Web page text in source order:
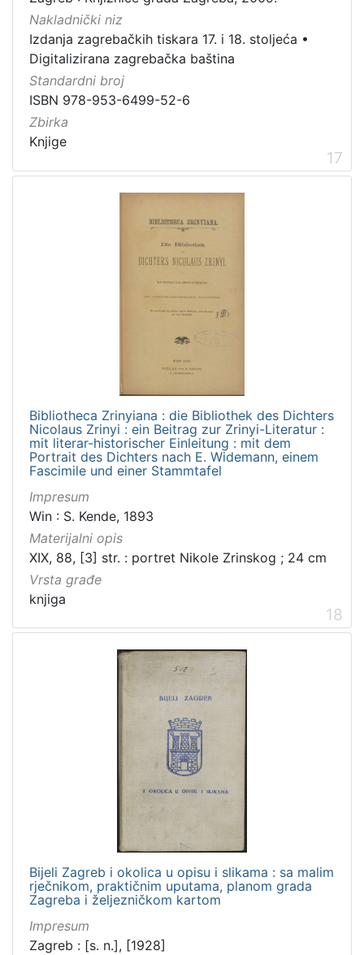
Nakladnički niz
Izdanja zagrebačkih tiskara 17. i 18. stoljeća •
Digitalizirana zagrebačka baština
Standardni broj
ISBN 978-953-6499-52-6
Zbirka
Knjige
17
Bibliotheca Zrinyiana : die Bibliothek des Dichters
Nicolaus Zrinyi : ein Beitrag zur Zrinyi-Literatur :
mit literar-historischer Einleitung : mit dem
Portrait des Dichters nach E. Widemann, einem
Fascimile und einer Stammtafel
Impresum
Win : S. Kende, 1893
Materijalni opis
XIX, 88, [3] str. : portret Nikole Zrinskog ; 24 cm
Vrsta građe
knjiga
18
Bijeli Zagreb i okolica u opisu i slikama : sa malim
rječnikom, praktičnim uputama, planom grada
Zagreba i željezničkom kartom
Impresum
Zagreb : [s. n.], [1928]